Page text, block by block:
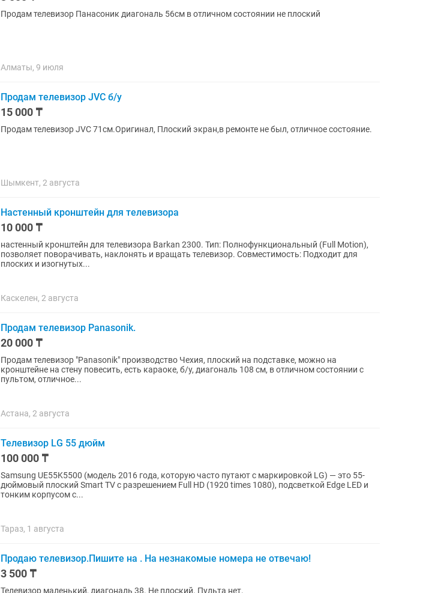
Продам телевизор Панасоник диагональ 56см в отличном состоянии не плоский
Алматы, 9 июля
Продам телевизор JVC б/у
15 000 ₸
Продам телевизор JVC 71см.Оригинал, Плоский экран,в ремонте не был, отличное состояние.
Шымкент, 2 августа
Настенный кронштейн для телевизора
10 000 ₸
настенный кронштейн для телевизора Barkan 2300. Тип: Полнофункциональный (Full Motion),
позволяет поворачивать, наклонять и вращать телевизор. Совместимость: Подходит для
плоских и изогнутых...
Каскелен, 2 августа
Продам телевизор Panasonik.
20 000 ₸
Продам телевизор "Panasonik" производство Чехия, плоский на подставке, можно на
кронштейне на стену повесить, есть караоке, б/у, диагональ 108 см, в отличном состоянии с
пультом, отличное...
Астана, 2 августа
Телевизор LG 55 дюйм
100 000 ₸
Samsung UE55K5500 (модель 2016 года, которую часто путают с маркировкой LG) — это 55-
дюймовый плоский Smart TV с разрешением Full HD (1920 times 1080), подсветкой Edge LED и
тонким корпусом с...
Тараз, 1 августа
Продаю телевизор.Пишите на . На незнакомые номера не отвечаю!
3 500 ₸
Телевизор маленький, диагональ 38. Не плоский. Пульта нет.